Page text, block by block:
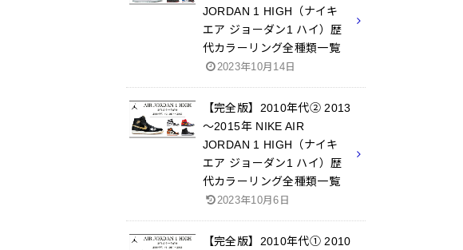
JORDAN 1 HIGH（ナイキ
エア ジョーダン1 ハイ）歴
代カラーリング全種類一覧
2023年10月14日
【完全版】2010年代② 2013
～2015年 NIKE AIR
JORDAN 1 HIGH（ナイキ
エア ジョーダン1 ハイ）歴
代カラーリング全種類一覧
2023年10月6日
【完全版】2010年代① 2010